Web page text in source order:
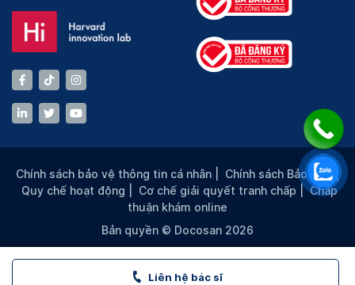
Liên hệ bác sĩ
Chính sách bảo vệ thông tin cá nhân Chính sách Bảo mật |
Quy chế hoạt động
Cơ chế giải quyết tranh chấp |Chấp
thuận khám online
Bản quyền © Docosan 2026